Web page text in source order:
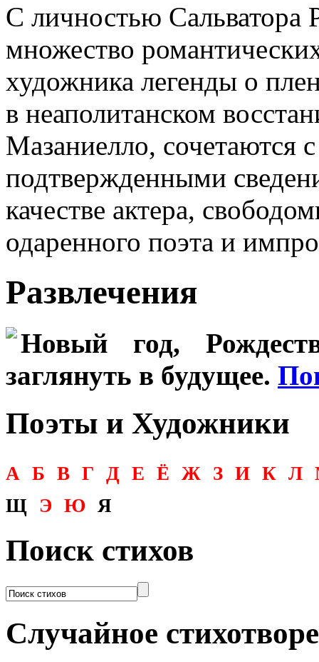
С личностью Сальватора
множество
художника легенды о
в неаполитанском
Мазаниелло, сочетаются
подтвержденными
качестве актера,
одаренного поэта и
Развлечения
Новый год,
заглянуть в будущее.
Поэты и Художники
А Б В Г Д Е Ё Ж З И К Л
Щ Э Ю Я
Поиск стихов
Случайное